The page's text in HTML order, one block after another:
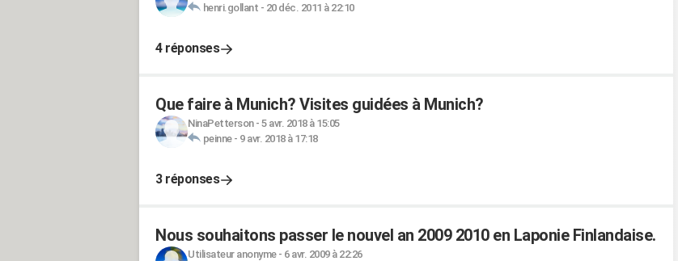
henri.gollant - 20 déc. 2011 à 22:10
4 réponses
Que faire à Munich? Visites guidées à Munich?
NinaPetterson- 5 avr. 2018 à 15:05
peinne- 9 avr. 2018 à 17:18
3 réponses
Nous souhaitons passer le nouvel an 2009 2010 en Laponie Finlandaise.
Utilisateur anonyme- 6 avr. 2009 à 22:26